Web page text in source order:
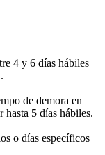
4 y 6 días hábiles
de demora en
5 días hábiles.
o días específicos